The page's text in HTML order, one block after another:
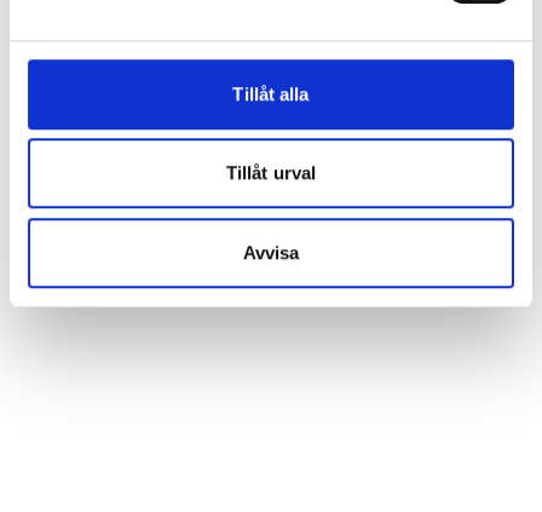
Tillåt alla
Tillåt urval
Avvisa
10 års form-garanti (ej förrådsdörrar)
Monteringsanvisning - Drömdörren ytterdörrar och
Drömdörren garanti- & reklamationsblankett